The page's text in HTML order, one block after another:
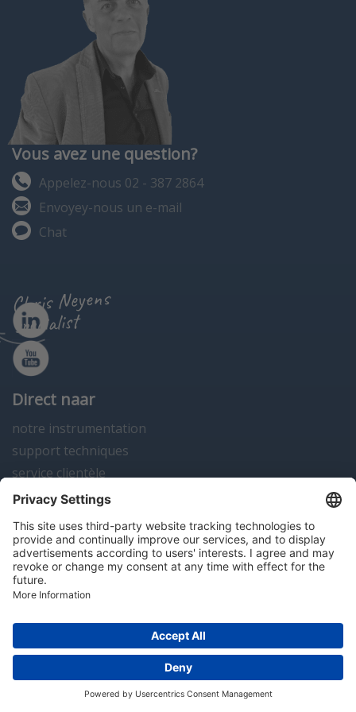
Vous avez une question?
Appelez-nous 02 - 387 2864
Envoyey-nous un e-mail
Chat
Chris Neyens
specialist
Direct naar
notre instrumentation
support techniques
service clientèle
actualités
contact
Algemene voorwaarden
Copyright; 2026 Hitma B.V.. Tous droits réservés.